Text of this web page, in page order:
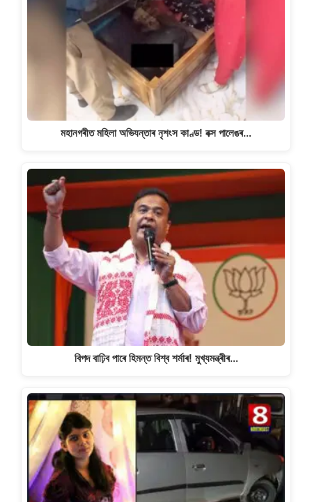
মহানগৰীত মহিলা অভিযন্তাৰ নৃশংস কাণ্ড! বক্স পালেঙৰ…
বিপদ বাঢ়িব পাৰে হিমন্ত বিশ্ব শৰ্মাৰ! মুখ্যমন্ত্ৰীৰ…